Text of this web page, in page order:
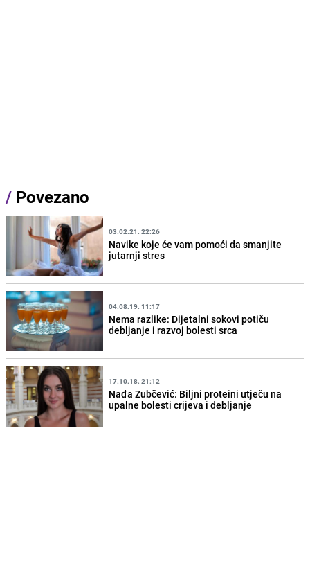
/ Povezano
03.02.21. 22:26
Navike koje će vam pomoći da smanjite
jutarnji stres
04.08.19. 11:17
Nema razlike: Dijetalni sokovi potiču
debljanje i razvoj bolesti srca
17.10.18. 21:12
Nađa Zubčević: Biljni proteini utječu na
upalne bolesti crijeva i debljanje